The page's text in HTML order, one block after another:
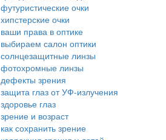
футуристические очки
хипстерские очки
ваши права в оптике
выбираем салон оптики
солнцезащитные линзы
фотохромные линзы
дефекты зрения
защита глаз от УФ-излучения
здоровье глаз
зрение и возраст
как сохранить зрение